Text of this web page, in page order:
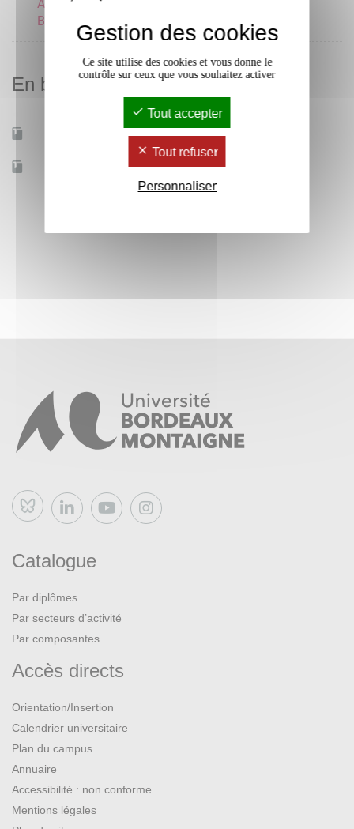
B1 semestre 5
En bref
Mobilité d'études Oui
Accessible à distance Non
Bluesky
Catalogue
Par diplômes
Par secteurs d’activité
Par composantes
Accès directs
Orientation/Insertion
Calendrier universitaire
Plan du campus
Annuaire
Accessibilité : non conforme
Mentions légales
Gestion des cookies
Ce site utilise des cookies et vous donne le
contrôle sur ceux que vous souhaitez activer
Tout accepter
Tout refuser
Personnaliser